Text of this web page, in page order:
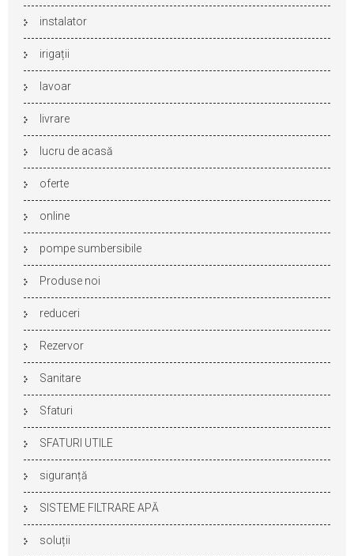
instalator
irigații
lavoar
livrare
lucru de acasă
oferte
online
pompe sumbersibile
Produse noi
reduceri
Rezervor
Sanitare
Sfaturi
SFATURI UTILE
siguranță
SISTEME FILTRARE APĂ
soluții